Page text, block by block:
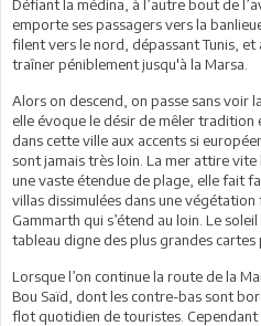
Défiant la médina, à l’autre bout de
emporte ses passagers vers la
filent vers le nord, dépassant Tunis,
traîner péniblement jusqu'à la Marsa.
Alors on descend, on passe sans voir
elle évoque le désir de mêler
dans cette ville aux accents si
sont jamais très loin. La mer attire
une vaste étendue de plage, elle fait
villas dissimulées dans une
Gammarth qui s’étend au loin. Le
tableau digne des plus grandes cartes
Lorsque l’on continue la route de la
Bou Saïd, dont les contre-bas sont
flot quotidien de touristes. Cependant